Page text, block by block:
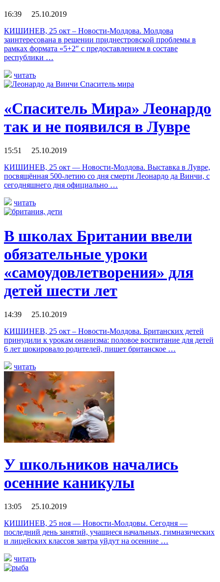
16:39 25.10.2019
КИШИНЕВ, 25 окт – Новости-Молдова. Молдова
заинтересована в решении приднестровской проблемы в
рамках формата «5+2″ с предоставлением в составе
республики …
читать
«Спаситель Мира» Леонардо
так и не появился в Лувре
15:51 25.10.2019
КИШИНЕВ, 25 окт — Новости-Молдова. Выставка в Лувре,
посвящённая 500-летию со дня смерти Леонардо да Винчи, с
сегодняшнего дня официально …
читать
В школах Британии ввели
обязательные уроки
«самоудовлетворения» для
детей шести лет
14:39 25.10.2019
КИШИНЕВ, 25 окт – Новости-Молдова. Британских детей
принудили к урокам онанизма: половое воспитание для детей
6 лет шокировало родителей, пишет британское …
читать
У школьников начались
осенние каникулы
13:05 25.10.2019
КИШИНЕВ, 25 ноя — Новости-Молдовы. Сегодня —
последний день занятий, учащиеся начальных, гимназических
и лицейских классов завтра уйдут на осенние …
читать